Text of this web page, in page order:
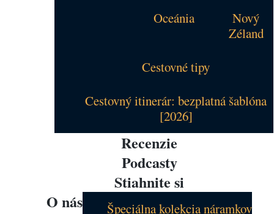
Oceánia
Nový
Zéland
Cestovné tipy
Cestovný itinerár: bezplatná šablóna
[2026]
Recenzie
Podcasty
Stiahnite si
O nás
Špeciálna kolekcia náramkov